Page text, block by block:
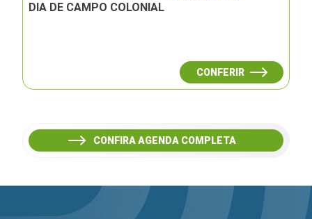
DIA DE CAMPO COLONIAL
CONFERIR
CONFIRA AGENDA COMPLETA